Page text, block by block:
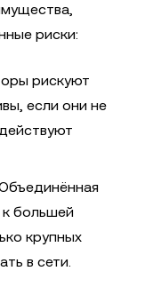
риски:
рискуют
если они не
большей
крупных
в сети.